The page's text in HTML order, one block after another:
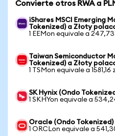
Convierte otros RWA a
iShares MSCI Emerging
Tokenized) a Złoty
1 EEMon equivale a 247,73
Taiwan Semiconductor
Tokenized) a Złoty
1 TSMon equivale a 1581,16
SK Hynix (Ondo
1 SKHYon equivale a
Oracle (Ondo
1 ORCLon equivale a